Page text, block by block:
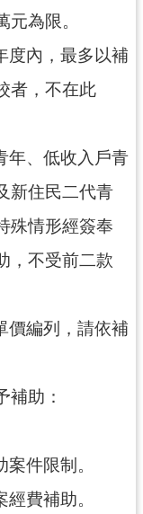
為限。
度內，最多以補
者，不在此
年、低收入戶青
新住民二代青
殊情形經簽奉
，不受前二款
價編列，請依補
補助：
件限制。
費補助。